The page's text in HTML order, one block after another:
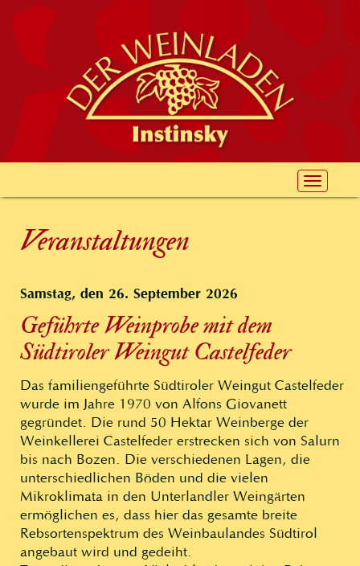
Toggle
Veranstaltungen
Samstag, den 26. September 2026
Geführte Weinprobe mit dem
Südtiroler Weingut Castelfeder
Das familiengeführte Südtiroler Weingut Castelfeder
wurde im Jahre 1970 von Alfons Giovanett
gegründet. Die rund 50 Hektar Weinberge der
Weinkellerei Castelfeder erstrecken sich von Salurn
bis nach Bozen. Die verschiedenen Lagen, die
unterschiedlichen Böden und die vielen
Mikroklimata in den Unterlandler Weingärten
ermöglichen es, dass hier das gesamte breite
Rebsortenspektrum des Weinbaulandes Südtirol
angebaut wird und gedeiht.